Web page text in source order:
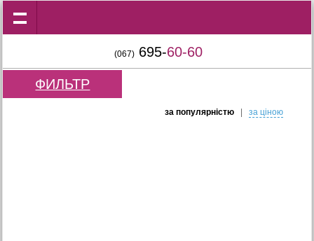
(067) 695-60-60
ФИЛЬТР
за популярнiстю| за цiною